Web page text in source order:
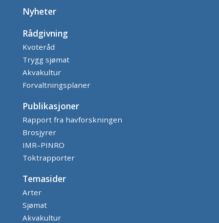
Nyheter
Rådgivning
Kvoteråd
Trygg sjømat
Akvakultur
Forvaltningsplaner
Publikasjoner
Rapport fra havforskningen
Brosjyrer
IMR–PINRO
Toktrapporter
Temasider
Arter
Sjømat
Akvakultur